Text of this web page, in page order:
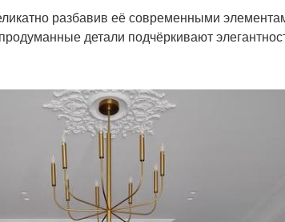
разбавив её современными
детали подчёркивают